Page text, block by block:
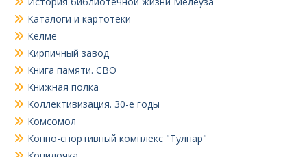
Каталоги и картотеки
Келме
Кирпичный завод
Книга памяти. СВО
Книжная полка
Коллективизация. 30-е годы
Комсомол
Конно-спортивный комплекс "Тулпар"